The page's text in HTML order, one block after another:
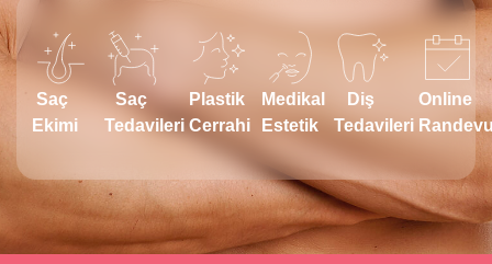
Saç
Ekimi
Saç
Tedavileri
Plastik
Cerrahi
Medikal
Estetik
Diş
Tedavileri
Online